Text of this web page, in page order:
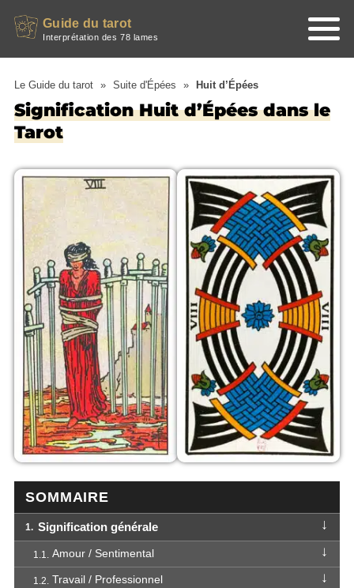
Guide du tarot
Interprétation des 78 lames Menu
Le Guide du tarot » Suite d'Épées » Huit d’Épées
Signification Huit d’Épées dans le
Tarot
SOMMAIRE
1 Signification générale
1.1 Amour / Sentimental
1.2 Travail / Professionnel